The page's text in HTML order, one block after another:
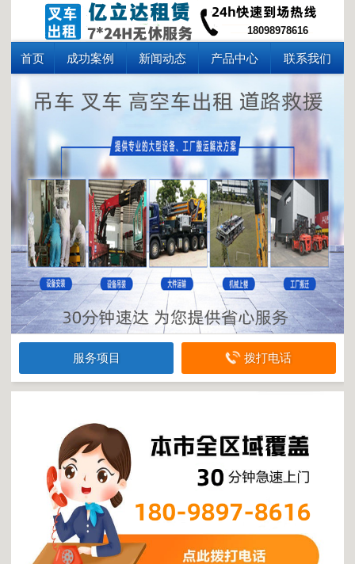
18098978616
首页 成功案例 新闻动态 产品中心 联系我们
服务项目 拨打电话